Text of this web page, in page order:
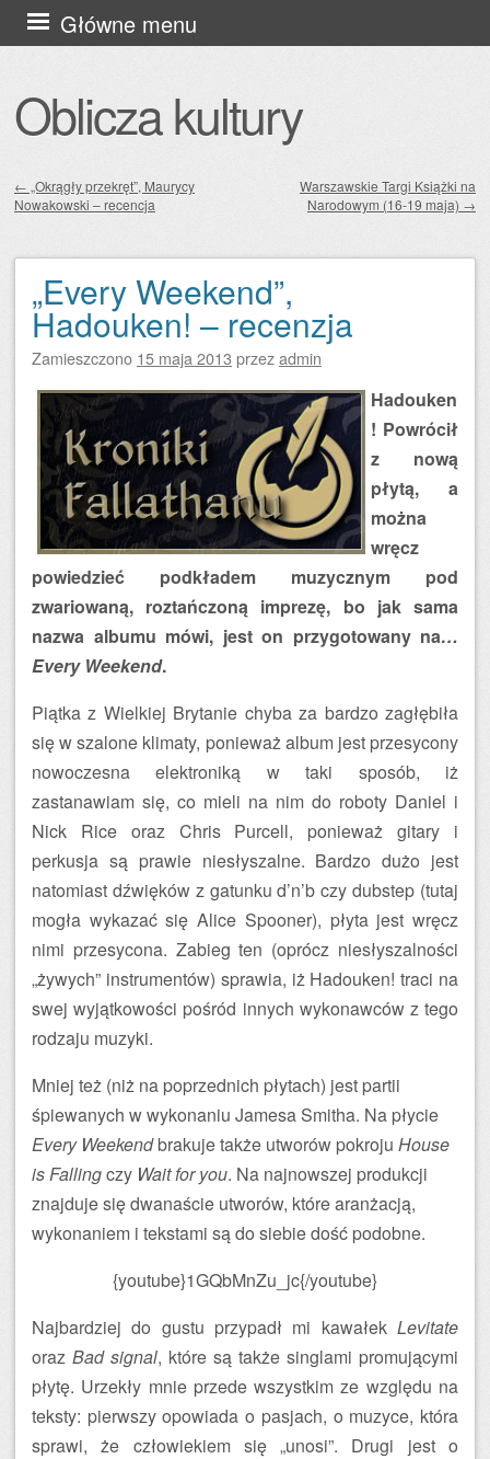
Oblicza kultury
Główne menu
Przejdź
do
Zobacz wpisy
← „Okrągły przekręt”, Maurycy
Nowakowski – recencja
Warszawskie Targi Książki na
Narodowym (16-19 maja) →
„Every Weekend”,
Hadouken! – recenzja
Zamieszczono 15 maja 2013 przezadmin
Hadouken
! Powrócił
z nową
płytą, a
można
wręcz
powiedzieć podkładem muzycznym pod
zwariowaną, roztańczoną imprezę, bo jak sama
nazwa albumu mówi, jest on przygotowany na…
Every Weekend.
Piątka z Wielkiej Brytanie chyba za bardzo zagłębiła
się w szalone klimaty, ponieważ album jest przesycony
nowoczesna elektroniką w taki sposób, iż
zastanawiam się, co mieli na nim do roboty Daniel i
Nick Rice oraz Chris Purcell, ponieważ gitary i
perkusja są prawie niesłyszalne. Bardzo dużo jest
natomiast dźwięków z gatunku d’n’b czy dubstep (tutaj
mogła wykazać się Alice Spooner), płyta jest wręcz
nimi przesycona. Zabieg ten (oprócz niesłyszalności
„żywych” instrumentów) sprawia, iż Hadouken! traci na
swej wyjątkowości pośród innych wykonawców z tego
rodzaju muzyki.
Mniej też (niż na poprzednich płytach) jest partii
śpiewanych w wykonaniu Jamesa Smitha. Na płycie
Every Weekendbrakuje także utworów pokroju House
is Fallingczy Wait for you. Na najnowszej produkcji
znajduje się dwanaście utworów, które aranżacją,
wykonaniem i tekstami są do siebie dość podobne.
{youtube}1GQbMnZu_jc{/youtube}
Najbardziej do gustu przypadł mi kawałek Levitate
oraz Bad signal, które są także singlami promującymi
płytę. Urzekły mnie przede wszystkim ze względu na
teksty: pierwszy opowiada o pasjach, o muzyce, która
sprawi, że człowiekiem się „unosi”. Drugi jest o